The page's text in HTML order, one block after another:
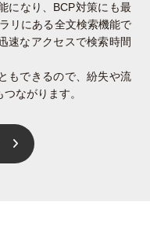
になり、BCP対策にも最
リにある全文検索機能で
速なアクセスで検索時間
もできるので、紛失や流
ながります。